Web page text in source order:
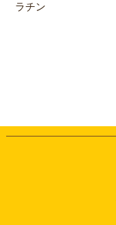
ラチン